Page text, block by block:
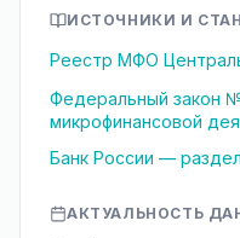
ИСТОЧНИКИ И
Реестр МФО
Федеральный закон
микрофинансовой
Банк России —
АКТУАЛЬНОСТЬ